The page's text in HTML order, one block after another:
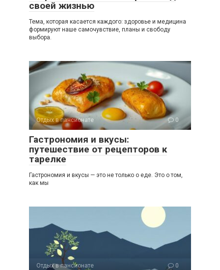
своей жизнью
Тема, которая касается каждого: здоровье и медицина
формируют наше самочувствие, планы и свободу
выбора.
Отдых в пансионате 0
Гастрономия и вкусы:
путешествие от рецепторов к
тарелке
Гастрономия и вкусы — это не только о еде. Это о том,
как мы
Отдых в пансионате 0